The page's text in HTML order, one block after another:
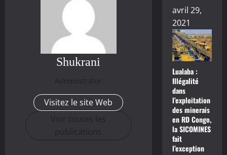
Shukrani
Administrator
Visitez le site Web
Voir toutes les
publications
avril 29,
2021
Lualaba :
Illégalité
dans
l’exploitation
des minerais
en RD Congo,
la SICOMINES
fait
l’exception